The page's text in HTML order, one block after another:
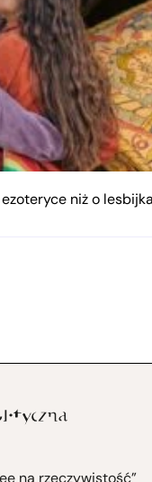
niż o
na rzeczywistość”